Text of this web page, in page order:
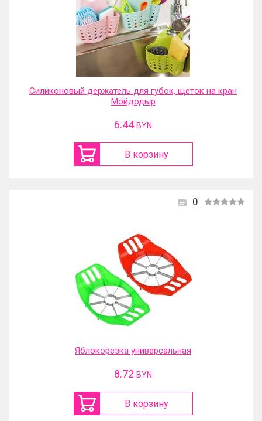
Силиконовый держатель для губок, щеток на кран
Мойдодыр
6.44 BYN
В корзину
0
Яблокорезка универсальная
8.72 BYN
В корзину